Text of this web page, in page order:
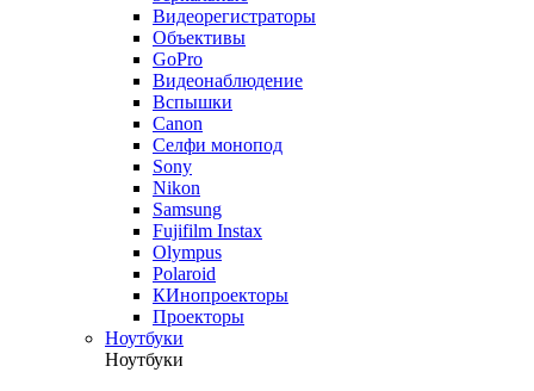
Видеорегистраторы
Объективы
GoPro
Видеонаблюдение
Вспышки
Canon
Селфи монопод
Sony
Nikon
Samsung
Fujifilm Instax
Olympus
Polaroid
КИнопроекторы
Проекторы
Ноутбуки
Ноутбуки